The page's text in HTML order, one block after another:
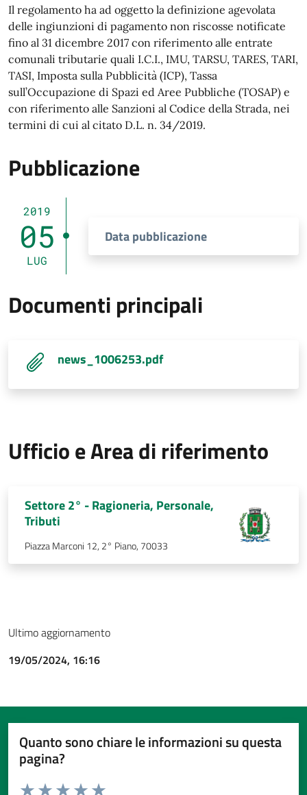
Descrizione
Il regolamento ha ad oggetto la definizione agevolata
delle ingiunzioni di pagamento non riscosse notificate
fino al 31 dicembre 2017 con riferimento alle entrate
comunali tributarie quali I.C.I., IMU, TARSU, TARES, TARI,
TASI, Imposta sulla Pubblicità (ICP), Tassa
sull’Occupazione di Spazi ed Aree Pubbliche (TOSAP) e
con riferimento alle Sanzioni al Codice della Strada, nei
termini di cui al citato D.L. n. 34/2019.
Pubblicazione
2019
05
LUG
Data pubblicazione
Documenti principali
news_1006253.pdf
Ufficio e Area di riferimento
Settore 2° - Ragioneria, Personale,
Tributi
Piazza Marconi 12, 2° Piano, 70033
Ultimo aggiornamento
19/05/2024, 16:16
Quanto sono chiare le informazioni su questa
pagina?
Valuta da 1 a 5 stelle la pagina